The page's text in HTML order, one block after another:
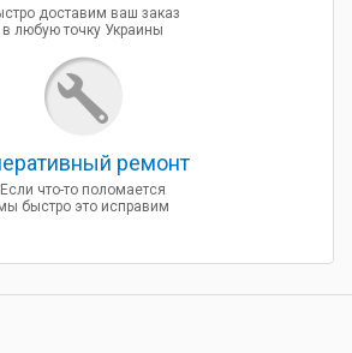
доставим ваш заказ
в любую точку Украины
ремонт
Если что-то поломается
быстро это исправим